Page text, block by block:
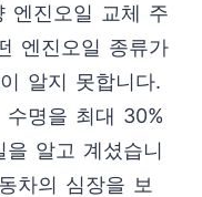
엔진오일 교체 주
엔진오일 종류가
알지 못합니다.
수명을 최대 30%
알고 계셨습니
차의 심장을 보